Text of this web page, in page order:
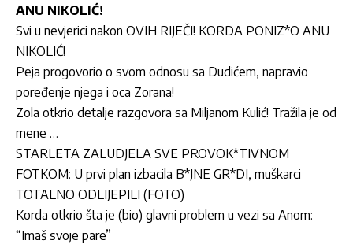
ANU NIKOLIĆ!
Svi u nevjerici nakon OVIH RIJEČI! KORDA PONIZ*O ANU
NIKOLIĆ!
Peja progovorio o svom odnosu sa Dudićem, napravio
poređenje njega i oca Zorana!
Zola otkrio detalje razgovora sa Miljanom Kulić! Tražila je od
mene …
STARLETA ZALUDJELA SVE PROVOK*TIVNOM
FOTKOM: U prvi plan izbacila B*JNE GR*DI, muškarci
TOTALNO ODLIJEPILI (FOTO)
Korda otkrio šta je (bio) glavni problem u vezi sa Anom:
“Imaš svoje pare”